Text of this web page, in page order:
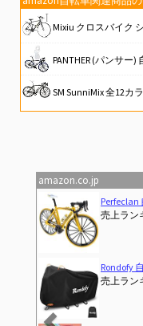
Mixiu クロスバイク シマノ製21段変速 自転車 700C 27インチ相当 高炭素鋼フ
PANTHER (パンサー) 自転車模型 おもち
SM SunniMix 全12カラー
amazon.co.jp
PANTHER (パ
売上
売上
Previous